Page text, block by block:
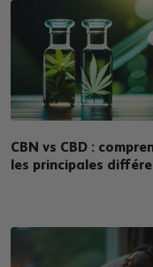
CBN vs CBD :
les principales